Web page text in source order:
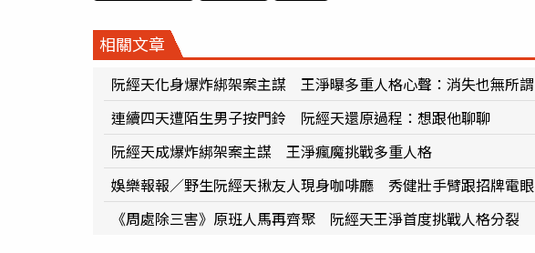
相關文章
阮經天化身爆炸綁架案主謀 王淨曝多重人格心聲：消失也無所謂
連續四天遭陌生男子按門鈴 阮經天還原過程：想跟他聊聊
阮經天成爆炸綁架案主謀 王淨瘋魔挑戰多重人格
娛樂報報／野生阮經天揪友人現身咖啡廳 秀健壯手臂跟招牌電眼
《周處除三害》原班人馬再齊聚 阮經天王淨首度挑戰人格分裂